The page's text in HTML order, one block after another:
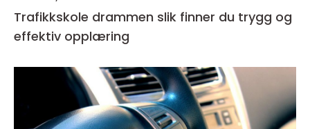
Trafikkskole drammen slik finner du trygg og
effektiv opplæring